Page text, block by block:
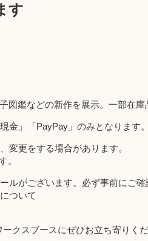
す
図鑑などの新作を展示。一部在庫
」「PayPay」のみとなります。
変更をする場合があります。
。
がございます。必ず事前にご確
ついて
クスブースにぜひお立ち寄りくだ